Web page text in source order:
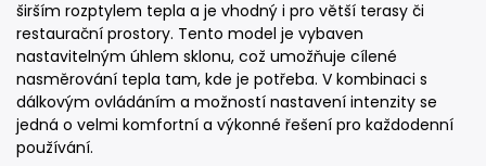
širším rozptylem tepla a je vhodný i pro větší terasy či
restaurační prostory. Tento model je vybaven
nastavitelným úhlem sklonu, což umožňuje cílené
nasměrování tepla tam, kde je potřeba. V kombinaci s
dálkovým ovládáním a možností nastavení intenzity se
jedná o velmi komfortní a výkonné řešení pro každodenní
používání.